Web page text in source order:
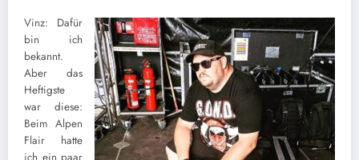
Vinz: Dafür
bin ich
bekannt.
Aber das
Heftigste
war diese:
Beim Alpen
Flair hatte